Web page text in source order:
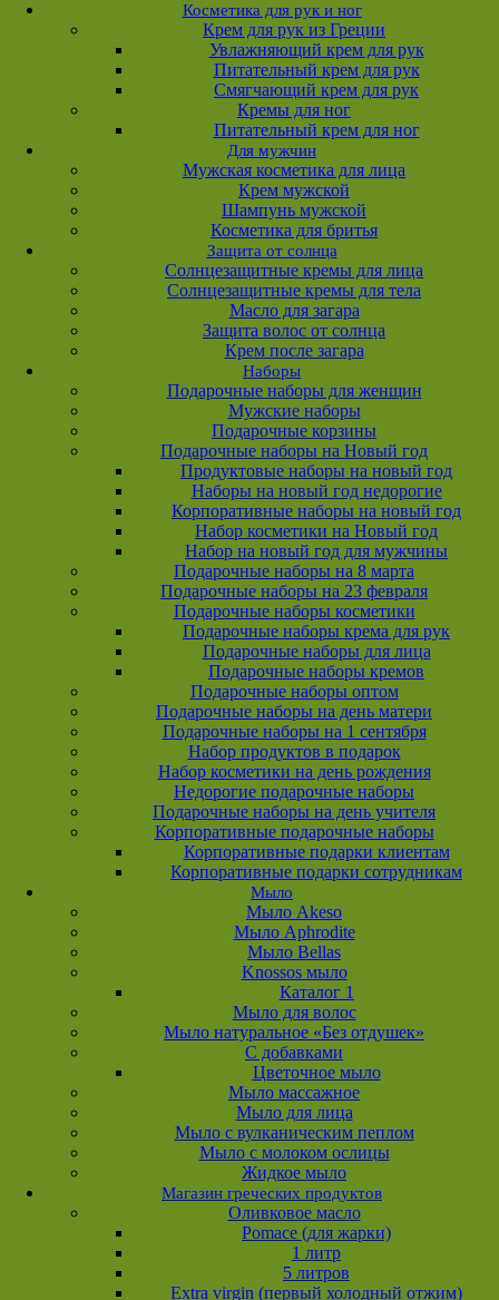
Косметика для рук и ног
Крем для рук из Греции
Увлажняющий крем для рук
Питательный крем для рук
Смягчающий крем для рук
Кремы для ног
Питательный крем для ног
Для мужчин
Мужская косметика для лица
Крем мужской
Шампунь мужской
Косметика для бритья
Защита от солнца
Солнцезащитные кремы для лица
Солнцезащитные кремы для тела
Масло для загара
Защита волос от солнца
Крем после загара
Наборы
Подарочные наборы для женщин
Мужские наборы
Подарочные корзины
Подарочные наборы на Новый год
Продуктовые наборы на новый год
Наборы на новый год недорогие
Корпоративные наборы на новый год
Набор косметики на Новый год
Набор на новый год для мужчины
Подарочные наборы на 8 марта
Подарочные наборы на 23 февраля
Подарочные наборы косметики
Подарочные наборы крема для рук
Подарочные наборы для лица
Подарочные наборы кремов
Подарочные наборы оптом
Подарочные наборы на день матери
Подарочные наборы на 1 сентября
Набор продуктов в подарок
Набор косметики на день рождения
Недорогие подарочные наборы
Подарочные наборы на день учителя
Корпоративные подарочные наборы
Корпоративные подарки клиентам
Корпоративные подарки сотрудникам
Мыло
Мыло Akeso
Мыло Aphrodite
Мыло Bellas
Knossos мыло
Каталог 1
Мыло для волос
Мыло натуральное «Без отдушек»
С добавками
Цветочное мыло
Мыло массажное
Мыло для лица
Мыло с вулканическим пеплом
Мыло с молоком ослицы
Жидкое мыло
Магазин греческих продуктов
Оливковое масло
Pomace (для жарки)
1 литр
5 литров
Extra virgin (первый холодный отжим)